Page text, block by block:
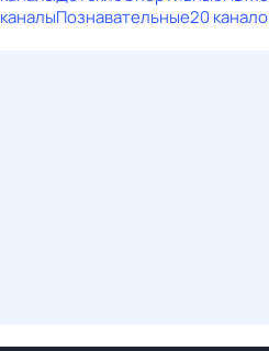
каналыПознавательные20